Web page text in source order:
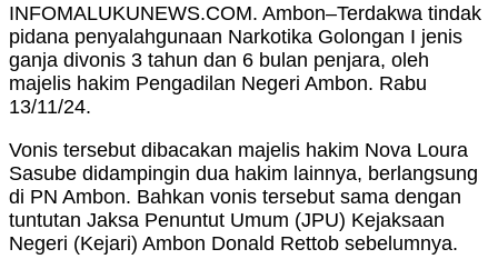
INFOMALUKUNEWS.COM. Ambon–Terdakwa tindak
pidana penyalahgunaan Narkotika Golongan I jenis
ganja divonis 3 tahun dan 6 bulan penjara, oleh
majelis hakim Pengadilan Negeri Ambon. Rabu
13/11/24.
Vonis tersebut dibacakan majelis hakim Nova Loura
Sasube didampingin dua hakim lainnya, berlangsung
di PN Ambon. Bahkan vonis tersebut sama dengan
tuntutan Jaksa Penuntut Umum (JPU) Kejaksaan
Negeri (Kejari) Ambon Donald Rettob sebelumnya.